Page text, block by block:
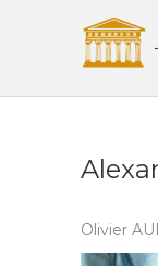
LE
Olivier